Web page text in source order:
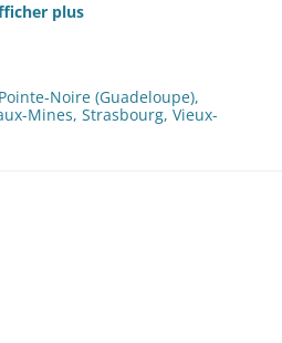
le dossier de Dreyfus
de Ribeauvillé, 1865) : voir
Marie-aux-Mines. Concernant
de Sainte-Marie-aux-Mines
et israélite, 1868) : voir aussi
aux-Mines.
plus
Noire (Guadeloupe),
Mines, Strasbourg, Vieux-